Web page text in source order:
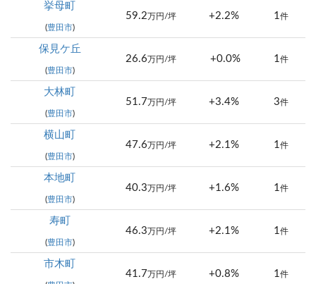
挙母町
(豊田市)
59.2 万円/坪 +2.2% 1件
保見ケ丘
(豊田市)
26.6 万円/坪 +0.0% 1件
大林町
(豊田市)
51.7 万円/坪 +3.4% 3件
横山町
(豊田市)
47.6 万円/坪 +2.1% 1件
本地町
(豊田市)
40.3 万円/坪 +1.6% 1件
寿町
(豊田市)
46.3 万円/坪 +2.1% 1件
市木町
41.7 万円/坪 +0.8% 1件